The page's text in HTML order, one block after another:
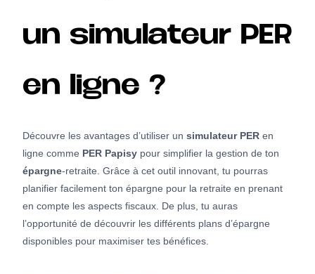
un simulateur PER
en ligne ?
Découvre les avantages d’utiliser un simulateur PER en
ligne comme PER Papisy pour simplifier la gestion de ton
épargne-retraite. Grâce à cet outil innovant, tu pourras
planifier facilement ton épargne pour la retraite en prenant
en compte les aspects fiscaux. De plus, tu auras
l’opportunité de découvrir les différents plans d’épargne
disponibles pour maximiser tes bénéfices.